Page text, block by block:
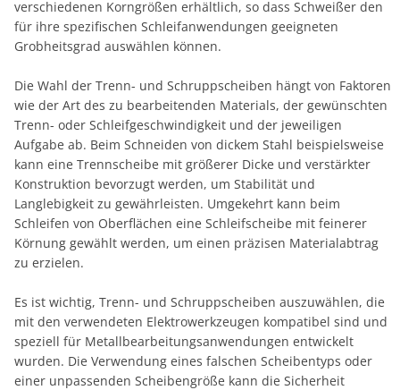
verschiedenen Korngrößen erhältlich, so dass Schweißer den
für ihre spezifischen Schleifanwendungen geeigneten
Grobheitsgrad auswählen können.
Die Wahl der Trenn- und Schruppscheiben hängt von Faktoren
wie der Art des zu bearbeitenden Materials, der gewünschten
Trenn- oder Schleifgeschwindigkeit und der jeweiligen
Aufgabe ab. Beim Schneiden von dickem Stahl beispielsweise
kann eine Trennscheibe mit größerer Dicke und verstärkter
Konstruktion bevorzugt werden, um Stabilität und
Langlebigkeit zu gewährleisten. Umgekehrt kann beim
Schleifen von Oberflächen eine Schleifscheibe mit feinerer
Körnung gewählt werden, um einen präzisen Materialabtrag
zu erzielen.
Es ist wichtig, Trenn- und Schruppscheiben auszuwählen, die
mit den verwendeten Elektrowerkzeugen kompatibel sind und
speziell für Metallbearbeitungsanwendungen entwickelt
wurden. Die Verwendung eines falschen Scheibentyps oder
einer unpassenden Scheibengröße kann die Sicherheit